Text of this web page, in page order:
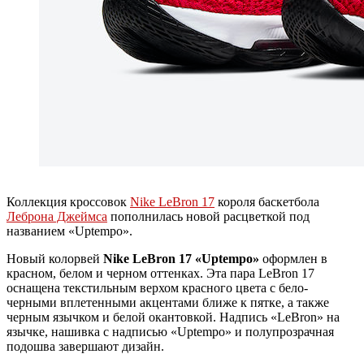
Коллекция кроссовок Nike LeBron 17 короля баскетбола
Леброна Джеймса пополнилась новой расцветкой под
названием «Uptempo».
Новый колорвей Nike LeBron 17 «Uptempo» оформлен в
красном, белом и черном оттенках. Эта пара LeBron 17
оснащена текстильным верхом красного цвета с бело-
черными вплетенными акцентами ближе к пятке, а также
черным язычком и белой окантовкой. Надпись «LeBron» на
язычке, нашивка с надписью «Uptempo» и полупрозрачная
подошва завершают дизайн.